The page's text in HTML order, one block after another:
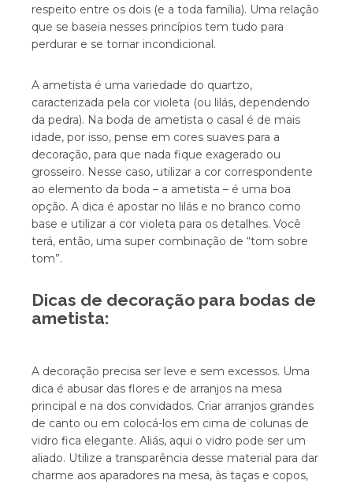
respeito entre os dois (e a toda família). Uma relação
que se baseia nesses princípios tem tudo para
perdurar e se tornar incondicional.
A ametista é uma variedade do quartzo,
caracterizada pela cor violeta (ou lilás, dependendo
da pedra). Na boda de ametista o casal é de mais
idade, por isso, pense em cores suaves para a
decoração, para que nada fique exagerado ou
grosseiro. Nesse caso, utilizar a cor correspondente
ao elemento da boda – a ametista – é uma boa
opção. A dica é apostar no lilás e no branco como
base e utilizar a cor violeta para os detalhes. Você
terá, então, uma super combinação de “tom sobre
tom”.
Dicas de decoração para bodas de
ametista:
A decoração precisa ser leve e sem excessos. Uma
dica é abusar das flores e de arranjos na mesa
principal e na dos convidados. Criar arranjos grandes
de canto ou em colocá-los em cima de colunas de
vidro fica elegante. Aliás, aqui o vidro pode ser um
aliado. Utilize a transparência desse material para dar
charme aos aparadores na mesa, às taças e copos,